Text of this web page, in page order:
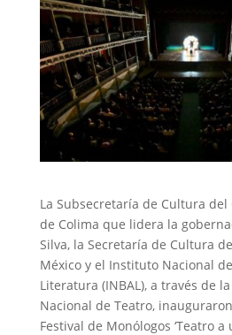
La Subsecretaría de Cultura
de Colima que lidera la
Silva, la Secretaría de Cultura
México y el Instituto Nacional
Literatura (INBAL), a través de
Nacional de Teatro,
Festival de Monólogos ‘Teatro a